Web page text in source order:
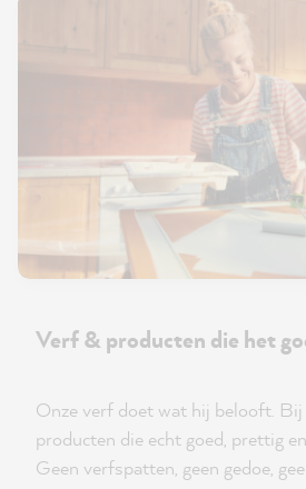
Verf & producten die het
Onze verf doet wat hij belooft.
producten die echt goed, prettig
Geen verfspatten, geen gedoe,